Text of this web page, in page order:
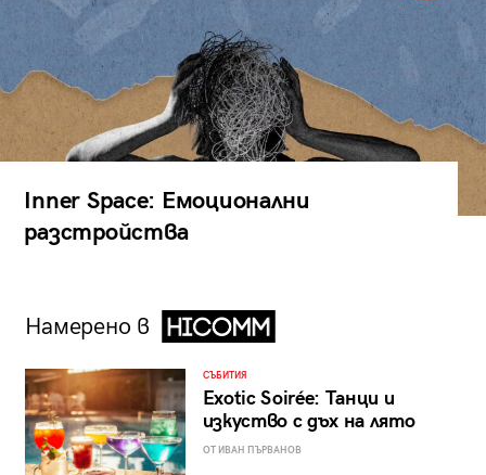
Inner Space: Емоционални
разстройства
Намерено в
СЪБИТИЯ
Exotic Soirée: Танци и
изкуство с дъх на лято
ОТ ИВАН ПЪРВАНОВ